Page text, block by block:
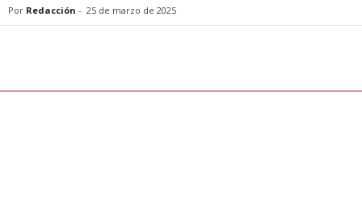
Por Redacción - 25 de marzo de 2025